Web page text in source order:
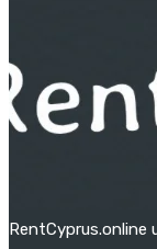
RentCyprus.online